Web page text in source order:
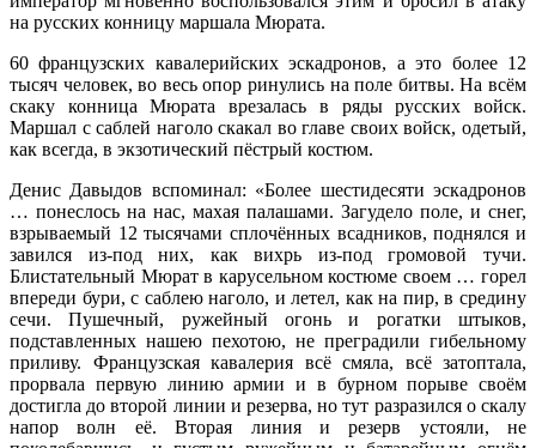
на русских конницу маршала Мюрата.
60 французских кавалерийских эскадронов, а это более 12
тысяч человек, во весь опор ринулись на поле битвы. На всём
скаку конница Мюрата врезалась в ряды русских войск.
Маршал с саблей наголо скакал во главе своих войск, одетый,
как всегда, в экзотический пёстрый костюм.
Денис Давыдов вспоминал: «Более шестидесяти эскадронов
… понеслось на нас, махая палашами. Загудело поле, и снег,
взрываемый 12 тысячами сплочённых всадников, поднялся и
завился из-под них, как вихрь из-под громовой тучи.
Блистательный Мюрат в карусельном костюме своем … горел
впереди бури, с саблею наголо, и летел, как на пир, в средину
сечи. Пушечный, ружейный огонь и рогатки штыков,
подставленных нашею пехотою, не преградили гибельному
приливу. Французская кавалерия всё смяла, всё затоптала,
прорвала первую линию армии и в бурном порыве своём
достигла до второй линии и резерва, но тут разразился о скалу
напор волн её. Вторая линия и резерв устояли, не